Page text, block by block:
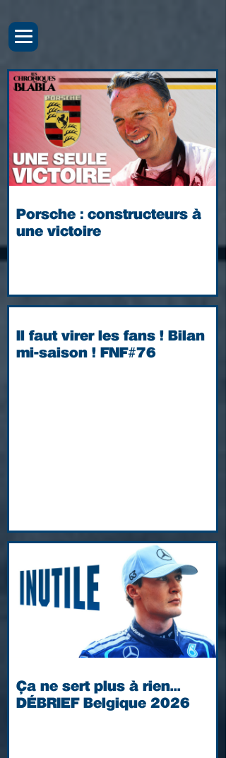
Porsche : constructeurs à
une victoire
Il faut virer les fans ! Bilan
mi-saison ! FNF#76
Ça ne sert plus à rien...
DÉBRIEF Belgique 2026